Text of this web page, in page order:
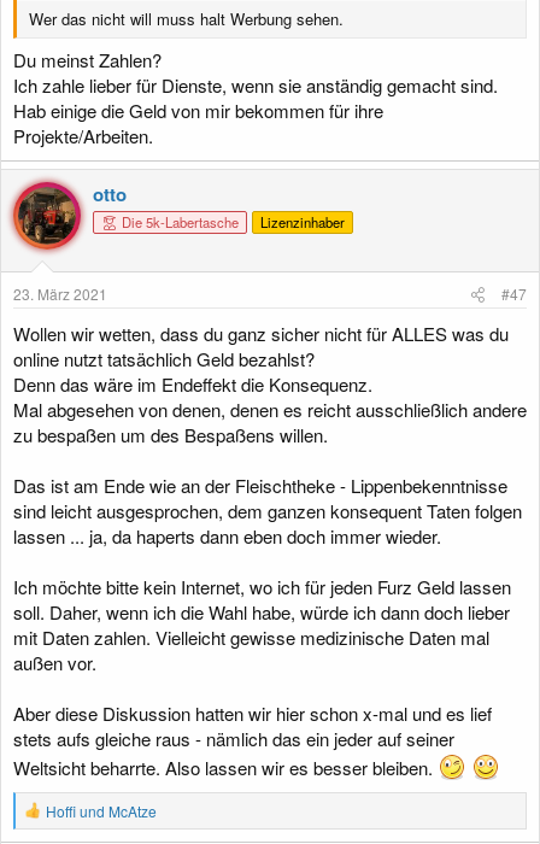
Wer das nicht will muss halt Werbung sehen.
Du meinst Zahlen?
Ich zahle lieber für Dienste, wenn sie anständig gemacht sind.
Hab einige die Geld von mir bekommen für ihre
Projekte/Arbeiten.
otto
Die 5k-Labertasche Lizenzinhaber
23. März 2021 #47
Wollen wir wetten, dass du ganz sicher nicht für ALLES was du
online nutzt tatsächlich Geld bezahlst?
Denn das wäre im Endeffekt die Konsequenz.
Mal abgesehen von denen, denen es reicht ausschließlich andere
zu bespaßen um des Bespaßens willen.
Das ist am Ende wie an der Fleischtheke - Lippenbekenntnisse
sind leicht ausgesprochen, dem ganzen konsequent Taten folgen
lassen ... ja, da haperts dann eben doch immer wieder.
Ich möchte bitte kein Internet, wo ich für jeden Furz Geld lassen
soll. Daher, wenn ich die Wahl habe, würde ich dann doch lieber
mit Daten zahlen. Vielleicht gewisse medizinische Daten mal
außen vor.
Aber diese Diskussion hatten wir hier schon x-mal und es lief
stets aufs gleiche raus - nämlich das ein jeder auf seiner
Weltsicht beharrte. Also lassen wir es besser bleiben.
R
e
Hoffiund McAtze